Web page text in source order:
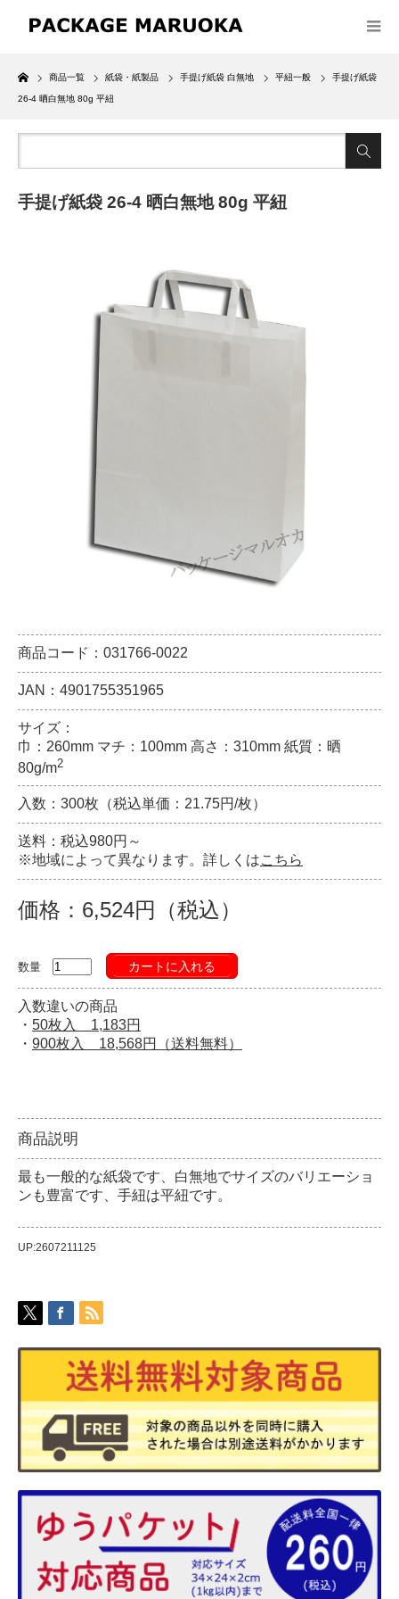
Home
商品一覧 紙袋・紙製品 手提げ紙袋 白無地 平紐一般 手提げ紙袋
26-4 晒白無地 80g 平紐
手提げ紙袋 26-4 晒白無地 80g 平紐
商品コード：031766-0022
JAN：4901755351965
サイズ：
巾：260mm マチ：100mm 高さ：310mm 紙質：晒
80g/m2
入数：300枚（税込単価：21.75円/枚）
送料：税込980円～
※地域によって異なります。詳しくはこちら
価格：6,524円（税込）
数量 カートに入れる
入数違いの商品
・ 50枚入 1,183円
・ 900枚入 18,568円（送料無料）
商品説明
最も一般的な紙袋です、白無地でサイズのバリエーショ
ンも豊富です、手紐は平紐です。
UP:2607211125